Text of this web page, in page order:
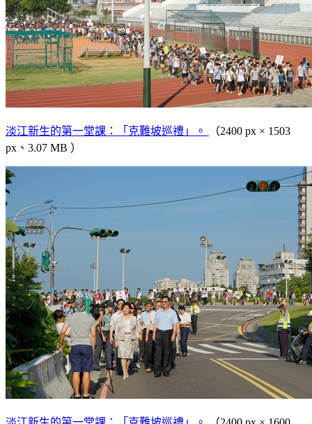
淡江新生的第一堂課：「克難坡巡禮」。
（2400 px × 1503
px、3.07 MB ）